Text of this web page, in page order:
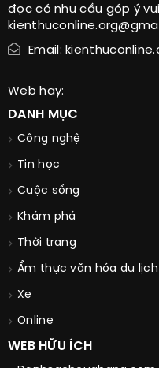
đọc có nhu cầu góp ý
Email:
Web hay:
DANH MỤC
Công nghệ
Tin học
Cuộc sống
Khám phá
Thời trang
Ẩm thực văn hóa du lịch
Xe
Online
WEB HỮU ÍCH